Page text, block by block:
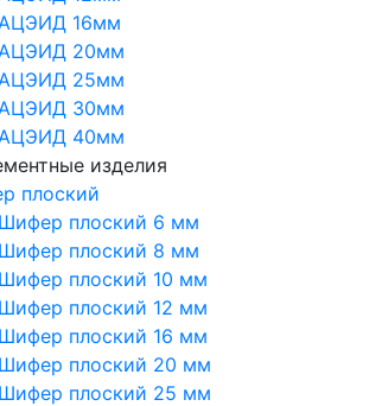
16мм
20мм
25мм
30мм
40мм
изделия
плоский
Шифер плоский 6 мм
Шифер плоский 8 мм
Шифер плоский 10 мм
Шифер плоский 12 мм
Шифер плоский 16 мм
Шифер плоский 20 мм
Шифер плоский 25 мм